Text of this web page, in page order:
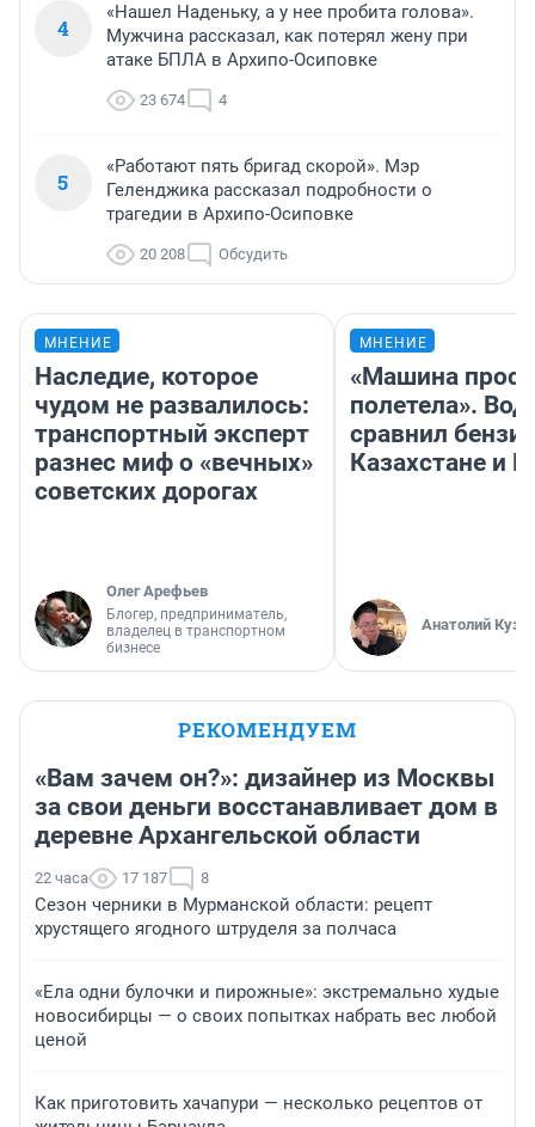
4
«Нашел Наденьку, а у нее пробита голова».
Мужчина рассказал, как потерял жену при
атаке БПЛА в Архипо-Осиповке
23 674 4
5
«Работают пять бригад скорой». Мэр
Геленджика рассказал подробности о
трагедии в Архипо-Осиповке
20 208 Обсудить
МНЕНИЕ
Наследие, которое
чудом не развалилось:
транспортный эксперт
разнес миф о «вечных»
советских дорогах
Олег Арефьев
Блогер, предприниматель,
владелец в транспортном
бизнесе
МНЕНИЕ
«Машина
полетела».
сравнил
Казахстане и
Анатолий
РЕКОМЕНДУЕМ
«Вам зачем он?»: дизайнер из Москвы
за свои деньги восстанавливает дом в
деревне Архангельской области
22 часа 17 187 8
Сезон черники в Мурманской области: рецепт
хрустящего ягодного штруделя за полчаса
«Ела одни булочки и пирожные»: экстремально худые
новосибирцы — о своих попытках набрать вес любой
ценой
Как приготовить хачапури — несколько рецептов от